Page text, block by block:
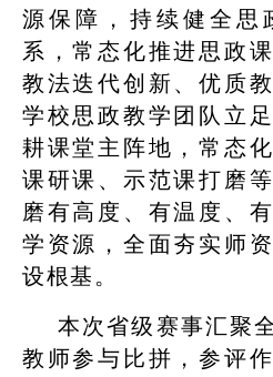
源保障，持续健全思
系，常态化推进思政
教法迭代创新、优质
学校思政教学团队立
耕课堂主阵地，常态
课研课、示范课打磨
磨有高度、有温度、
学资源，全面夯实师
设根基。
本次省级赛事汇聚
教师参与比拼，参评